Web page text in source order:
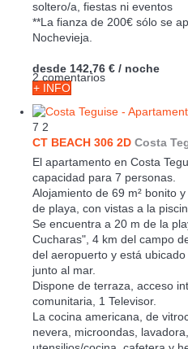
soltero/a, fiestas ni eventos
**La fianza de 200€ sólo se
Nochevieja.
2 comentarios
desde 142,76 € / noche
+ INFO
7 2
CT BEACH 306 2D Costa
El apartamento en Costa
capacidad para 7 personas.
Alojamiento de 69 m² bonito
de playa, con vistas a la
Se encuentra a 20 m de la
Cucharas", 4 km del campo
del aeropuerto y está
junto al mar.
Dispone de terraza, acceso
comunitaria, 1 Televisor.
La cocina americana, de
nevera, microondas,